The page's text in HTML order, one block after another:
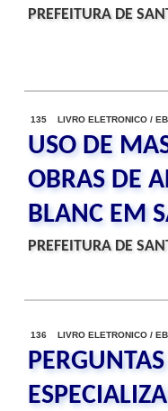
PREFEITURA DE
135 LIVRO ELETRONICO /
USO DE
OBRAS DE
BLANC EM
PREFEITURA DE
136 LIVRO ELETRONICO /